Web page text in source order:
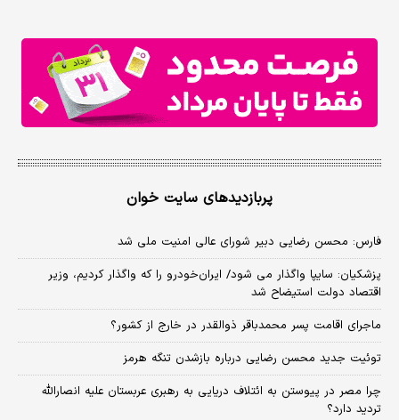
پربازدیدهای سایت خوان
فارس: محسن رضایی دبیر شورای عالی امنیت ملی شد
پزشکیان: سایپا واگذار می شود/ ایران‌خودرو را که واگذار کردیم، وزیر
اقتصاد دولت استیضاح شد
ماجرای اقامت پسر محمدباقر ذوالقدر در خارج از کشور؟
توئیت جدید محسن رضایی درباره بازشدن تنگه هرمز
چرا مصر در پیوستن به ائتلاف دریایی به رهبری عربستان علیه انصارالله
تردید دارد؟